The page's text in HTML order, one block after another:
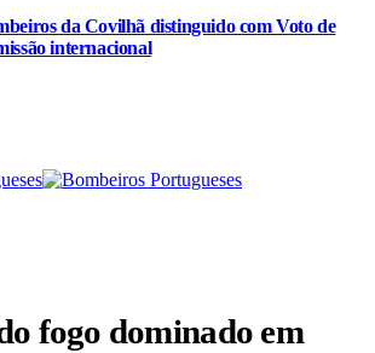
da Covilhã distinguido com Voto de
internacional
fogo dominado em